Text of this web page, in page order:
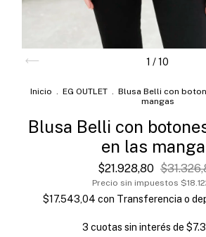
1 /10
Inicio . EG OUTLET . Blusa Belli con
mangas
Blusa Belli con
en las
$21.928,80
Precio sin impuestos
$17.543,04 con Transferencia o
3 cuotas sin interés de